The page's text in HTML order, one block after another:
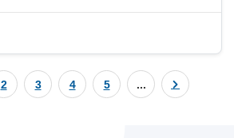
2 3 4 5 ...